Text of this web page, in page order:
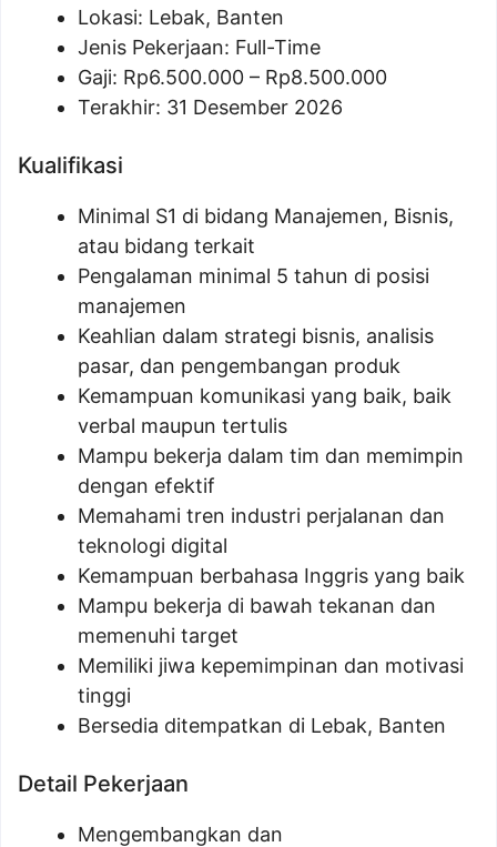
Lokasi: Lebak, Banten
Jenis Pekerjaan: Full-Time
Gaji: Rp6.500.000 – Rp8.500.000
Terakhir: 31 Desember 2026
Kualifikasi
Minimal S1 di bidang Manajemen, Bisnis,
atau bidang terkait
Pengalaman minimal 5 tahun di posisi
manajemen
Keahlian dalam strategi bisnis, analisis
pasar, dan pengembangan produk
Kemampuan komunikasi yang baik, baik
verbal maupun tertulis
Mampu bekerja dalam tim dan memimpin
dengan efektif
Memahami tren industri perjalanan dan
teknologi digital
Kemampuan berbahasa Inggris yang baik
Mampu bekerja di bawah tekanan dan
memenuhi target
Memiliki jiwa kepemimpinan dan motivasi
tinggi
Bersedia ditempatkan di Lebak, Banten
Detail Pekerjaan
Mengembangkan dan